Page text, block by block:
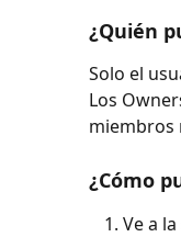
¿Quién
Solo el
Los
miembros
¿Cómo
Ve a